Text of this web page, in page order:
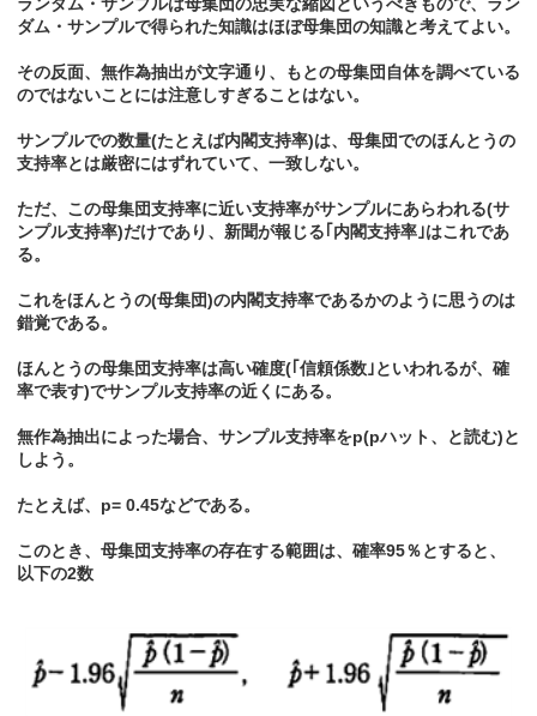
ダム・サンプルで得られた知識はほぼ母集団の知識と考えてよい。
その反面、無作為抽出が文字通り、もとの母集団自体を調べている
のではないことには注意しすぎることはない。
サンプルでの数量(たとえば内閣支持率)は、母集団でのほんとうの
支持率とは厳密にはずれていて、一致しない。
ただ、この母集団支持率に近い支持率がサンプルにあらわれる(サ
ンプル支持率)だけであり、新聞が報じる｢内閣支持率｣はこれであ
る。
これをほんとうの(母集団)の内閣支持率であるかのように思うのは
錯覚である。
ほんとうの母集団支持率は高い確度(｢信頼係数｣といわれるが、確
率で表す)でサンプル支持率の近くにある。
無作為抽出によった場合、サンプル支持率をp(pハット、と読む)と
しよう。
たとえば、p= 0.45などである。
このとき、母集団支持率の存在する範囲は、確率95％とすると、
以下の2数